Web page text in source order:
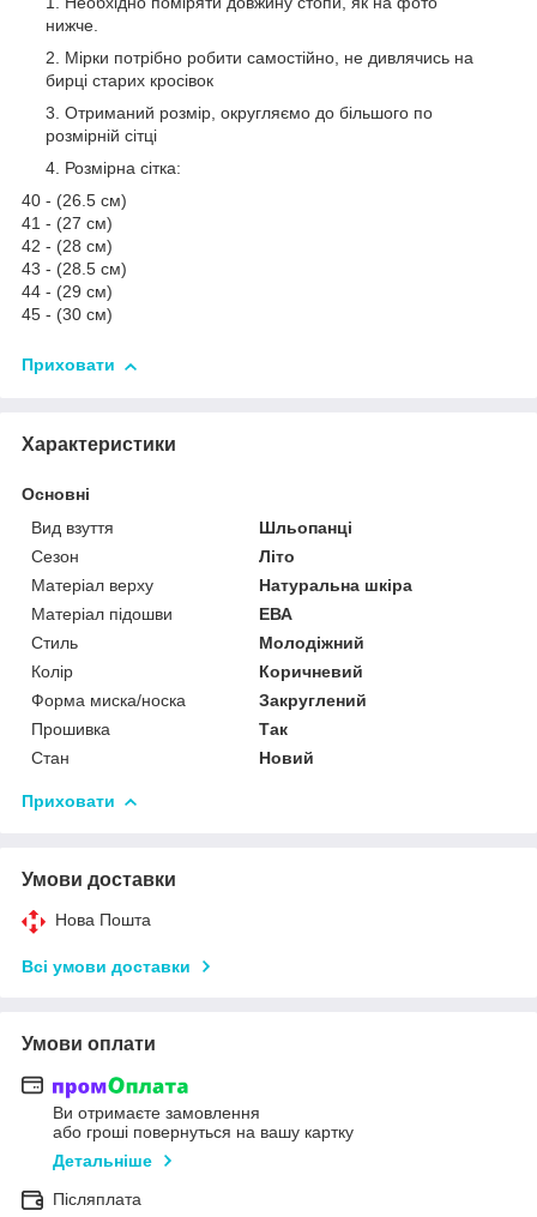
нижче.
Мірки потрібно робити самостійно, не дивлячись на
бирці старих кросівок
Отриманий розмір, округляємо до більшого по
розмірній сітці
Розмірна сітка:
40 - (26.5 см)
41 - (27 см)
42 - (28 см)
43 - (28.5 см)
44 - (29 см)
45 - (30 см)
Приховати
Характеристики
Основні
Вид взуття
Шльопанці
Сезон
Літо
Матеріал верху
Натуральна шкіра
Матеріал підошви
ЕВА
Стиль
Молодіжний
Колір
Коричневий
Форма миска/носка
Закруглений
Прошивка
Так
Стан
Новий
Приховати
Умови доставки
Нова Пошта
Всі умови доставки
Умови оплати
Ви отримаєте замовлення
або гроші повернуться на вашу картку
Детальніше
Післяплата